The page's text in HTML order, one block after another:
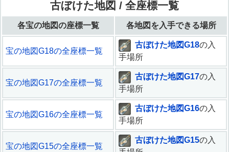
古ぼけた地図 / 全座標一覧
各宝の地図の座標一覧 各地図を入手できる場所
宝の地図G18の全座標一覧
古ぼけた地図G18の入
手場所
宝の地図G17の全座標一覧
古ぼけた地図G17の入
手場所
宝の地図G16の全座標一覧
古ぼけた地図G16の入
手場所
宝の地図G15の全座標一覧
古ぼけた地図G15の入